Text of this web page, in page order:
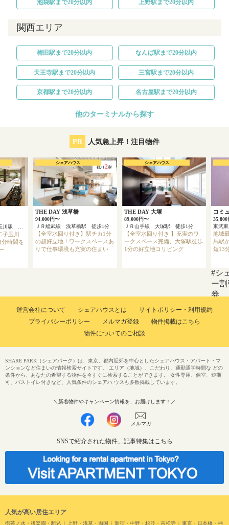
池袋駅まで20分以内 上野駅まで20分以内
関西エリア
梅田駅まで20分以内 なんば駅まで20分以内
天王寺駅まで20分以内 三宮駅まで20分以内
京都駅まで20分以内 名古屋駅まで20分以内
他のターミナルから探す
PR 人気急上昇！注目物件
玉川
時間を
残り 2室
THE DAY 浅草橋
94,000円〜
ＪＲ総武線 浅草橋駅 徒歩1分
【全室水回り付き】駅チカ1分
の超好立地！ワークスペースあ
りで仕事環境も充実の住まい
シェアハウス
THE DAY 大塚
89,000円〜
ＪＲ山手線 大塚駅 徒歩1分
【全室水回り付き 】充実のワ
ークスペース完備、大塚駅徒歩
1分の好立地コリビング
シェアハウス
コミ
35,800
地域
馬駅
短13
#シ
ー
券
運営会社について シェアハウスとは
サイトポリシー・利用規約
プライバシーポリシー
メルマガ登録
物件掲載はこちら
物件についてのご相談
人気が高い居住エリア
御茶ノ水・後楽園・駒込 上野・浅草・両国 新宿・中野・杉並・吉祥寺 東京・日本橋・神
SHARE PARK（シェアパーク）は、東京、都内近郊を中心としたシェアハウス・アパート・マ
ンションなど住まいの情報検索サイトです。 エリア（地域）、こだわり、通勤通学時間な どの
条件から、あなたの希望する物件を今すぐに検索することができます。 女性専用、個室、短期
可、バストイレ付きなど、人気条件のシェアハ ウスも多数掲載しています。
＼新着物件やキャンペーン情報を、お届けします！／
メルマガ
SNSで紹介された物件、記事特集はこちら